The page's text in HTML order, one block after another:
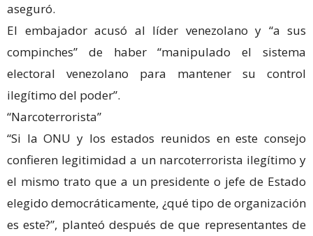
aseguró.
El embajador acusó al líder venezolano y “a sus
compinches” de haber “manipulado el sistema
electoral venezolano para mantener su control
ilegítimo del poder”.
“Narcoterrorista”
“Si la ONU y los estados reunidos en este consejo
confieren legitimidad a un narcoterrorista ilegítimo y
el mismo trato que a un presidente o jefe de Estado
elegido democráticamente, ¿qué tipo de organización
es este?”, planteó después de que representantes de